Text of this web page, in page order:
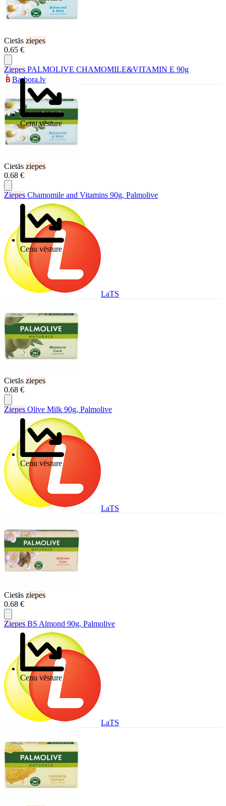
Cietās ziepes
0.65 €
Cenu vēsture
Ziepes PALMOLIVE CHAMOMILE&VITAMIN E 90g
Barbora.lv
Cietās ziepes
0.68 €
Cenu vēsture
Ziepes Chamomile and Vitamins 90g, Palmolive
LaTS
Cietās ziepes
0.68 €
Cenu vēsture
Ziepes Olive Milk 90g, Palmolive
LaTS
Cietās ziepes
0.68 €
Cenu vēsture
Ziepes BS Almond 90g, Palmolive
LaTS